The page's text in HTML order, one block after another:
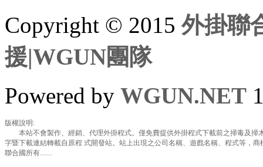
Copyright © 2015外掛聯
援|WGUN團隊
Powered by WGUN.NET
版權說明:
本站不會製作、經銷、代理外掛程式。僅免費提供外掛程式下載前之掃毒及掃
字暨下載連結轉載自原程 式開發站。站上出現之公司名稱、遊戲名稱、程式等，
聯合國所有.......